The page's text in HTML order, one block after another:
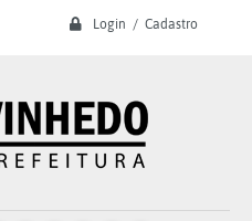
Login / Cadastro